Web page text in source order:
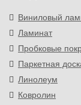
Виниловый
Ламинат
Пробковые
Паркетная
Линолеум
Ковролин